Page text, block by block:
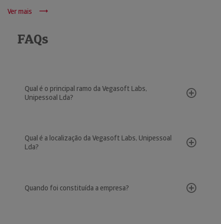
Ver mais
FAQs
Qual é o principal ramo da Vegasoft Labs,
Unipessoal Lda?
Qual é a localização da Vegasoft Labs, Unipessoal
Lda?
Quando foi constituída a empresa?